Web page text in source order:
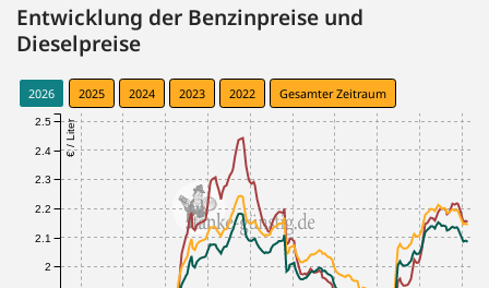
Entwicklung der Benzinpreise und
Dieselpreise
2026 2025 2024 2023 2022 Gesamter Zeitraum
€ / Liter
2
2.1
2.2
2.3
2.4
2.5